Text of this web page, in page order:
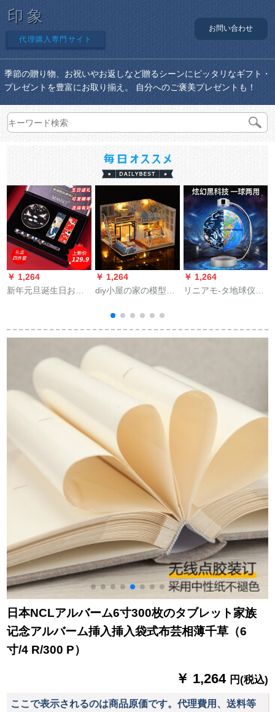
印象
代理購入専門サイト
お問い合わせ
季節の贈り物、お祝いやお返しなど贈るシーンにピッタリなギフト・
プレゼントを豊富にお取り揃え。 自分へのご褒美プレゼントも！
￥ 1,264
新年元旦诞生日おめ
フトと音が同じで
水学生用プリセット
ボックス4点セット
￥ 1,264
diy小屋の家の模型ク
した日、彼女にライ
トブロックの时间を
送ってくれました。
￥ 1,264
リニアモ-タ地球仪发
ン·ムデ·スク子供ネネ
ダ-地球仪
日本NCLアルバーム6寸300枚のタブレット家族
记念アルバーム挿入挿入袋式布芸相薄千草（6
寸/4 R/300 P）
￥ 1,264 円(税込)
ここで表示されるのは商品原価です。代理費用、送料等